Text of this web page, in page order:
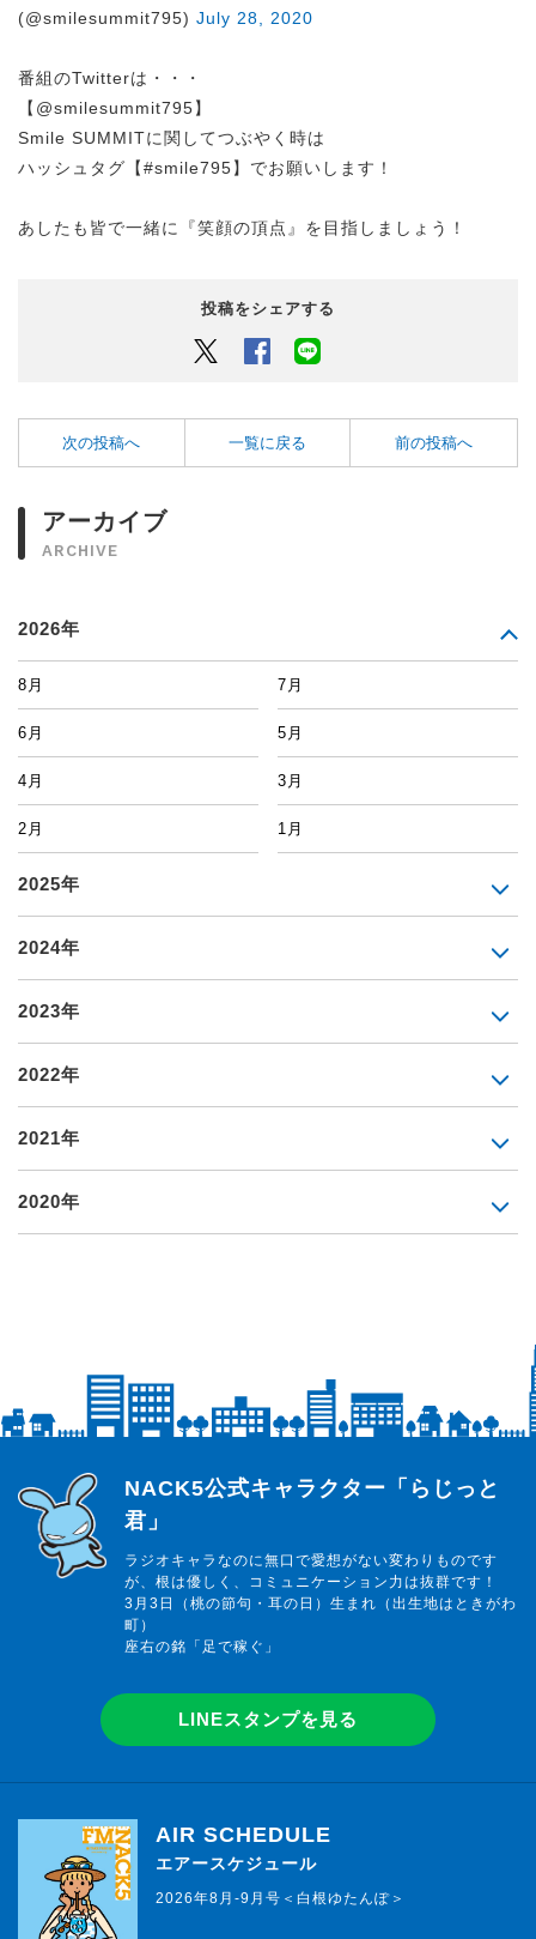
(@smilesummit795) July 28, 2020
番組のTwitterは・・・
【@smilesummit795】
Smile SUMMITに関してつぶやく時は
ハッシュタグ【#smile795】でお願いします！
あしたも皆で一緒に『笑顔の頂点』を目指しましょう！
投稿をシェアする
Twitter Facebook
次の投稿へ 一覧に戻る 前の投稿へ
アーカイブ
ARCHIVE
2026年
8月 7月
6月 5月
4月 3月
2月 1月
2025年
2024年
2023年
2022年
2021年
2020年
らじっと君
NACK5公式キャラクター「らじっと
君」
ラジオキャラなのに無口で愛想がない変わりものです
が、根は優しく、コミュニケーション力は抜群です！
3月3日（桃の節句・耳の日）生まれ（出生地はときがわ
町）
座右の銘「足で稼ぐ」
LINEスタンプを見る
AIR SCHEDULE
エアースケジュール
2026年8月-9月号＜白根ゆたんぽ＞